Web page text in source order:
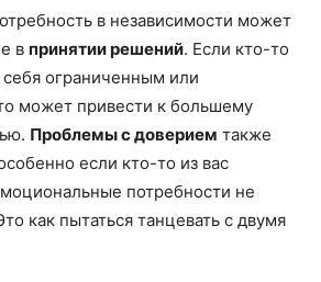
в независимости может
в принятии решений. Если кто-то
себя ограниченным или
может привести к большему
Проблемы с доверием также
если кто-то из вас
потребности не
как пытаться танцевать с двумя